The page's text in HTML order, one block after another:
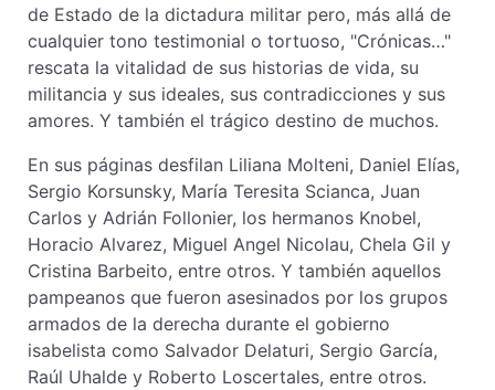
de Estado de la dictadura militar pero, más allá de
cualquier tono testimonial o tortuoso, "Crónicas…"
rescata la vitalidad de sus historias de vida, su
militancia y sus ideales, sus contradicciones y sus
amores. Y también el trágico destino de muchos.
En sus páginas desfilan Liliana Molteni, Daniel Elías,
Sergio Korsunsky, María Teresita Scianca, Juan
Carlos y Adrián Follonier, los hermanos Knobel,
Horacio Alvarez, Miguel Angel Nicolau, Chela Gil y
Cristina Barbeito, entre otros. Y también aquellos
pampeanos que fueron asesinados por los grupos
armados de la derecha durante el gobierno
isabelista como Salvador Delaturi, Sergio García,
Raúl Uhalde y Roberto Loscertales, entre otros.